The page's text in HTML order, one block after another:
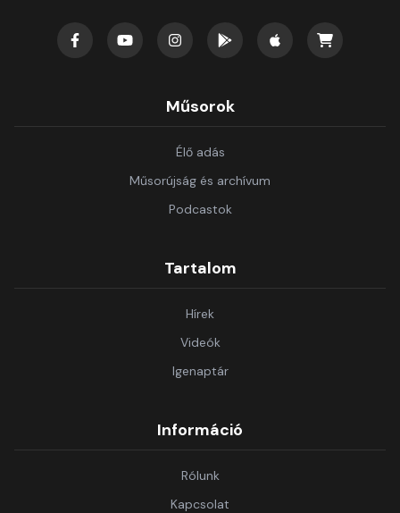
Műsorok
Élő adás
Műsorújság és archívum
Podcastok
Tartalom
Hírek
Videók
Igenaptár
Információ
Rólunk
Kapcsolat